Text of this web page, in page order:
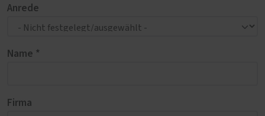
Anrede
Name *
Firma